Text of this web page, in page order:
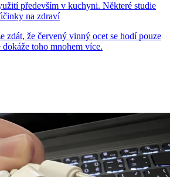
především v kuchyni. Některé studie
na zdraví
zdát, že červený vinný ocet se hodí pouze
toho mnohem více.